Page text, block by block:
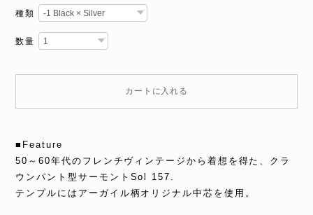
種類
数量
カートに入れる
■Feature
50～60年代のフレンチヴィンテージから着想を得た、クラ
ウンパント型サーモントSol 157.
テンプルにはアーガイル柄オリジナル中芯を使用。